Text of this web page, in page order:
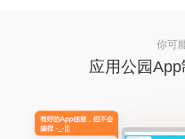
你可
应用公园